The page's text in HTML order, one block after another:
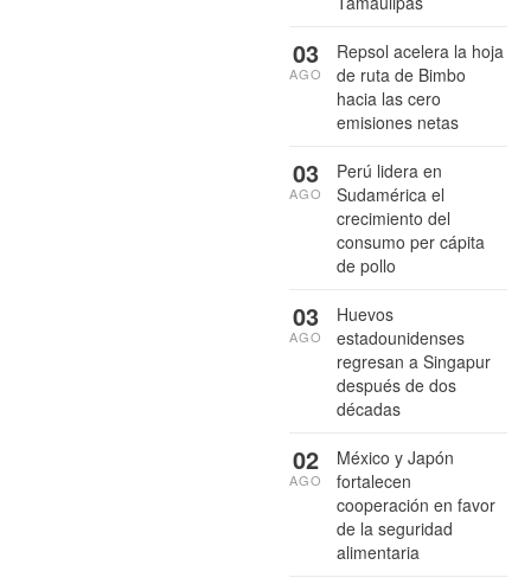
Repsol acelera la hoja
de ruta de Bimbo
hacia las cero
emisiones netas
03
AGO
Perú lidera en
Sudamérica el
crecimiento del
consumo per cápita
de pollo
03
AGO
Huevos
estadounidenses
regresan a Singapur
después de dos
décadas
03
AGO
México y Japón
fortalecen
cooperación en favor
de la seguridad
alimentaria
02
AGO